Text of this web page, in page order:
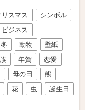
リスマス
シンボル
ビジネス
冬 動物
壁紙
年賀
恋愛
母の日
熊
花 虫
誕生日